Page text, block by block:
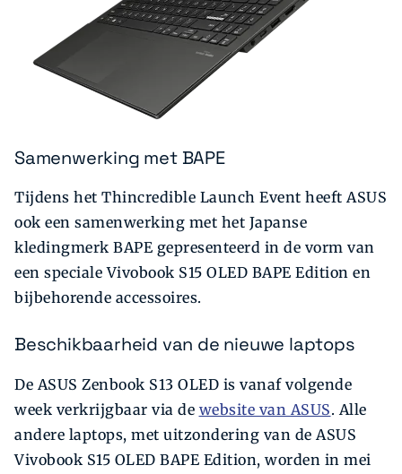
Samenwerking met BAPE
Tijdens het Thincredible Launch Event heeft ASUS
ook een samenwerking met het Japanse
kledingmerk BAPE gepresenteerd in de vorm van
een speciale Vivobook S15 OLED BAPE Edition en
bijbehorende accessoires.
Beschikbaarheid van de nieuwe laptops
De ASUS Zenbook S13 OLED is vanaf volgende
week verkrijgbaar via de website van ASUS. Alle
andere laptops, met uitzondering van de ASUS
Vivobook S15 OLED BAPE Edition, worden in mei